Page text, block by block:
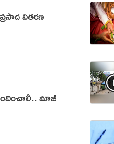
వితరణ
మాజీ